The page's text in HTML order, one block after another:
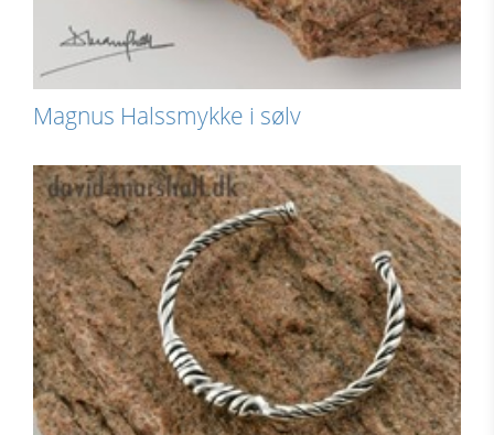
Magnus Halssmykke i sølv